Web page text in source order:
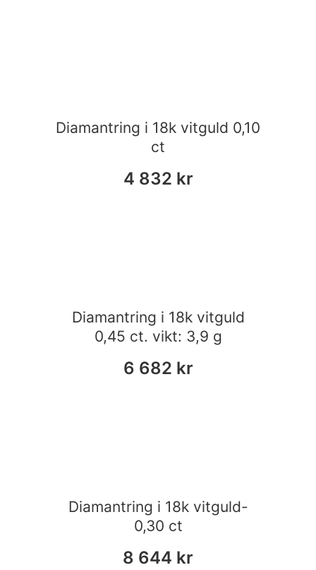
Diamantring i 18k vitguld 0,10
ct
4 832 kr
Diamantring i 18k vitguld
0,45 ct. vikt: 3,9 g
6 682 kr
Diamantring i 18k vitguld-
0,30 ct
8 644 kr